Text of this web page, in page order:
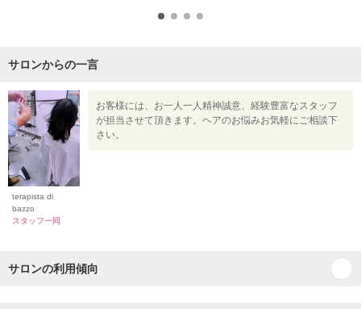
サロンからの一言
terapista di
bazzo
スタッフ一同
お客様には、お一人一人精神誠意、経験豊富なスタッフ
が担当させて頂きます。ヘアのお悩みお気軽にご相談下
さい。
サロンの利用傾向